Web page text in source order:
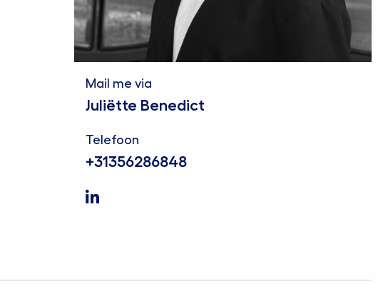
Mail me via
Juliëtte Benedict
Telefoon
+31356286848